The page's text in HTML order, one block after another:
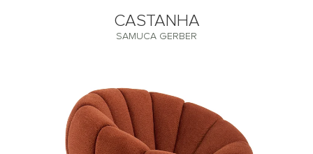
CASTANHA
SAMUCA GERBER